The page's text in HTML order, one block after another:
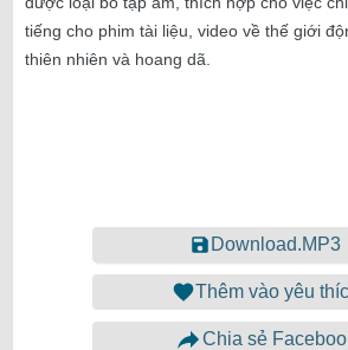
tiếng cho phim tài liệu, video về thế giới
thiên nhiên và hoang dã.
Download.MP3
Thêm vào yêu
Chia sẻ